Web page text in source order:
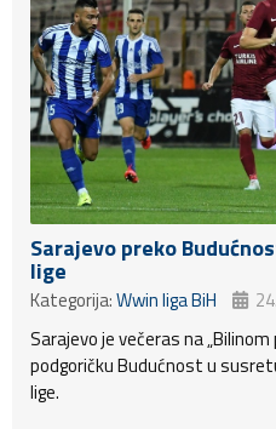
Sarajevo preko
lige
Kategorija:Wwin liga BiH
Sarajevo je večeras na
podgoričku Budućnost u
lige.